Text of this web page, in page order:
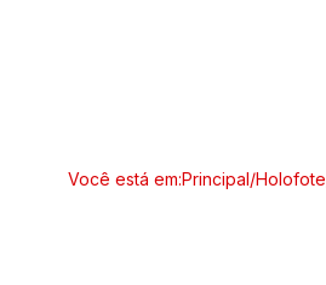
Você está em:Principal/Holofote